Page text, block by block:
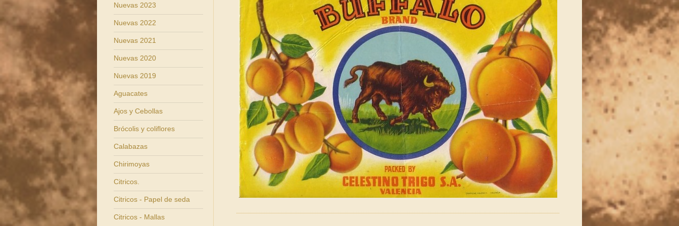
Nuevas 2023
Nuevas 2022
Nuevas 2021
Nuevas 2020
Nuevas 2019
Aguacates
Ajos y Cebollas
Brócolis y coliflores
Calabazas
Chirimoyas
Citricos.
Citricos - Papel de seda
Citricos - Mallas